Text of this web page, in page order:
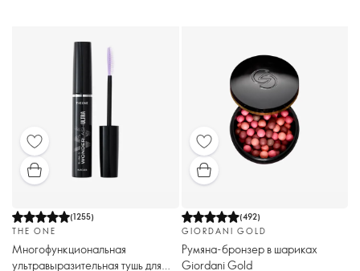
(1255)
THE ONE
Многофункциональная
ультравыразительная тушь для
(492)
GIORDANI GOLD
Румяна-бронзер в шариках
Giordani Gold